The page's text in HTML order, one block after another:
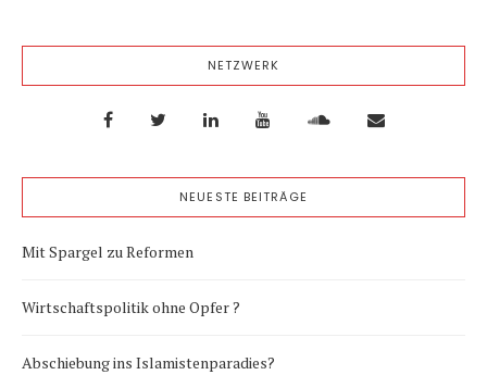
NETZWERK
NEUESTE BEITRÄGE
Mit Spargel zu Reformen
Wirtschaftspolitik ohne Opfer ?
Abschiebung ins Islamistenparadies?